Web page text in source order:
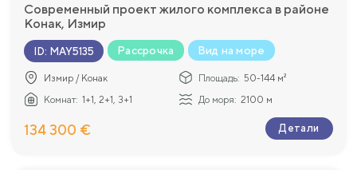
Современный проект жилого комплекса в районе
Конак, Измир
ID: MAY5135 Рассрочка Вид на море
Измир / Конак Площадь: 50-144 м²
Комнат: 1+1, 2+1, 3+1 До моря: 2100 м
134 300 € Детали